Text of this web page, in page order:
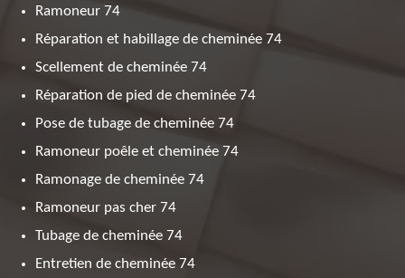
Ramoneur 74
Réparation et habillage de cheminée 74
Scellement de cheminée 74
Réparation de pied de cheminée 74
Pose de tubage de cheminée 74
Ramoneur poêle et cheminée 74
Ramonage de cheminée 74
Ramoneur pas cher 74
Tubage de cheminée 74
Entretien de cheminée 74